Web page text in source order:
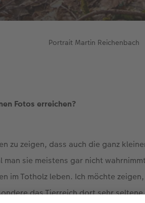
Portrait Martin Reichenbach
Fotos erreichen?
zu zeigen, dass auch die ganz
sie meistens gar nicht
im Totholz leben. Ich möchte
das Tierreich dort sehr